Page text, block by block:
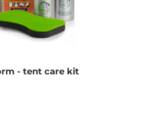
- tent care kit